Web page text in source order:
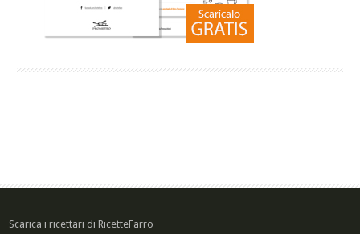
Scarica i ricettari di RicetteFarro